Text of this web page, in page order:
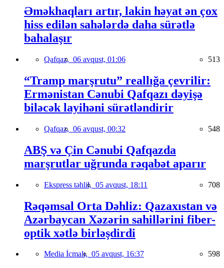
Əməkhaqları artır, lakin həyat ən çox
hiss edilən sahələrdə daha sürətlə
bahalaşır
Qafqaz, 06 avqust, 01:06 513
“Tramp marşrutu” reallığa çevrilir:
Ermənistan Cənubi Qafqazı dəyişə
biləcək layihəni sürətləndirir
Qafqaz, 06 avqust, 00:32 548
ABŞ və Çin Cənubi Qafqazda
marşrutlar uğrunda rəqabət aparır
Ekspress təhlil, 05 avqust, 18:11 708
Rəqəmsal Orta Dəhliz: Qazaxıstan və
Azərbaycan Xəzərin sahillərini fiber-
optik xətlə birləşdirdi
Media İcmalı, 05 avqust, 16:37 598